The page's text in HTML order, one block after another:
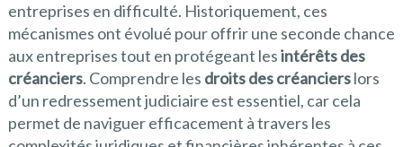
entreprises en difficulté. Historiquement, ces
mécanismes ont évolué pour offrir une seconde chance
aux entreprises tout en protégeant lesintérêts des
créanciers. Comprendre les droits des créancierslors
d’un redressement judiciaire est essentiel, car cela
permet de naviguer efficacement à travers les